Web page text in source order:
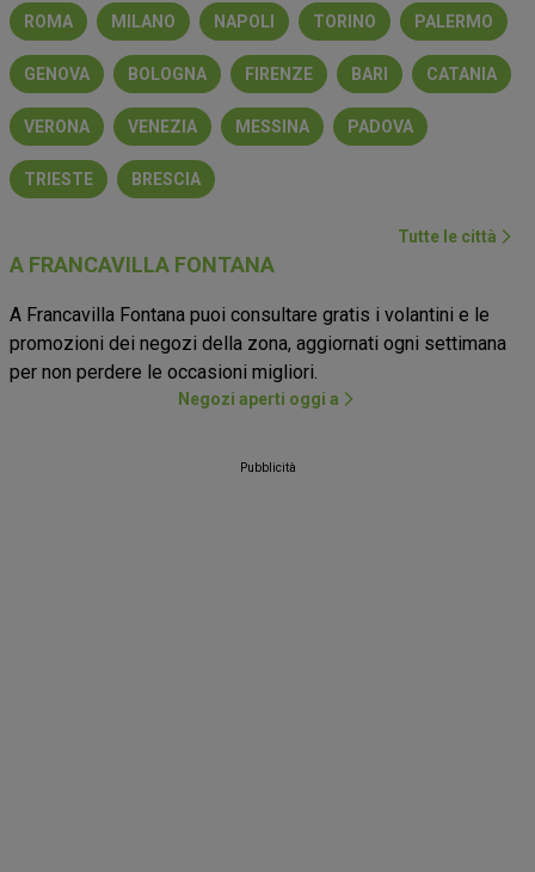
ROMA MILANO NAPOLI TORINO PALERMO
GENOVA BOLOGNA FIRENZE BARI CATANIA
VERONA VENEZIA MESSINA PADOVA
TRIESTE BRESCIA
Tutte le città
A FRANCAVILLA FONTANA
A Francavilla Fontana puoi consultare gratis i volantini e le
promozioni dei negozi della zona, aggiornati ogni settimana
per non perdere le occasioni migliori.
Negozi aperti oggi a
Pubblicità